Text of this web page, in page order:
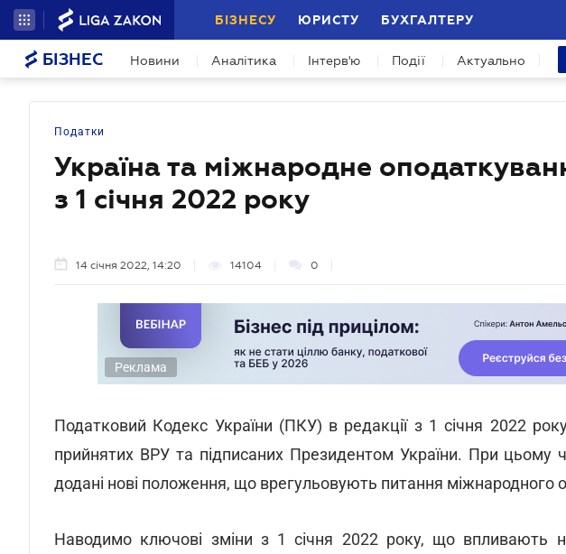
БІЗНЕСУ ЮРИСТУ БУХГАЛТЕРУ
БІЗНЕС Новини Аналітика Інтерв'ю Події Актуально
Податки
Україна та міжнародне
з 1 січня 2022 року
14 січня 2022, 14:20 14104 0
Реклама
Податковий Кодекс України (ПКУ) в редакції з 1 січня 2022
прийнятих ВРУ та підписаних Президентом України. При цьому
додані нові положення, що врегульовують питання міжнародного
Наводимо ключові зміни з 1 січня 2022 року, що впливають